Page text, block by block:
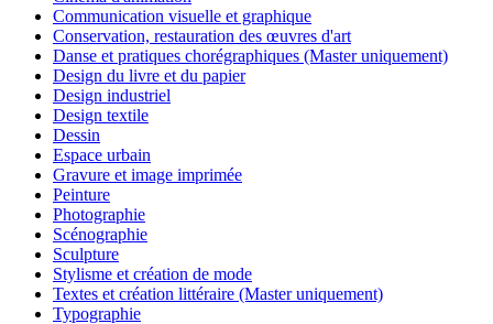
Communication visuelle et graphique
Conservation, restauration des œuvres d'art
Danse et pratiques chorégraphiques (Master uniquement)
Design du livre et du papier
Design industriel
Design textile
Dessin
Espace urbain
Gravure et image imprimée
Peinture
Photographie
Scénographie
Sculpture
Stylisme et création de mode
Textes et création littéraire (Master uniquement)
Typographie